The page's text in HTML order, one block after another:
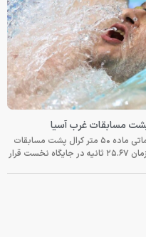
هومر عباسی، شناگر تیم ملی ایران، در دور مقدماتی ماده ۵۰ متر کرال پشت مسابقات